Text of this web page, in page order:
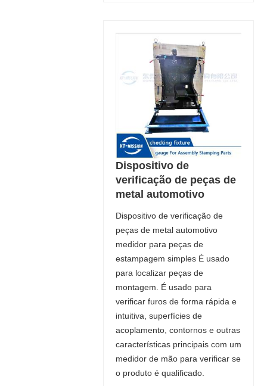
Dispositivo de
verificação de peças de
metal automotivo
Dispositivo de verificação de
peças de metal automotivo
medidor para peças de
estampagem simples É usado
para localizar peças de
montagem. É usado para
verificar furos de forma rápida e
intuitiva, superfícies de
acoplamento, contornos e outras
características principais com um
medidor de mão para verificar se
o produto é qualificado.